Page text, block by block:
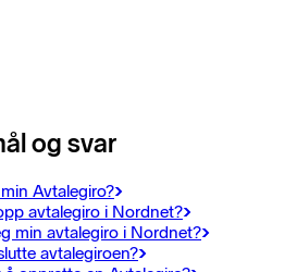
og svar
Avtalegiro?
avtalegiro i Nordnet?
min avtalegiro i Nordnet?
avtalegiroen?